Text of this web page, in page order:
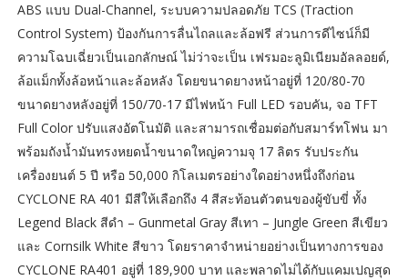
ABS แบบ Dual-Channel, ระบบความปลอดภัย TCS (Traction
Control System) ป้องกันการลื่นไถลและล้อฟรี ส่วนการดีไซน์ก็มี
ความโฉบเฉี่ยวเป็นเอกลักษณ์ ไม่ว่าจะเป็น เฟรมอะลูมิเนียมอัลลอยด์,
ล้อแม็กทั้งล้อหน้าและล้อหลัง โดยขนาดยางหน้าอยู่ที่ 120/80-70
ขนาดยางหลังอยู่ที่ 150/70-17 มีไฟหน้า Full LED รอบคัน, จอ TFT
Full Color ปรับแสงอัตโนมัติ และสามารถเชื่อมต่อกับสมาร์ทโฟน มา
พร้อมถังน้ำมันทรงหยดน้ำขนาดใหญ่ความจุ 17 ลิตร รับประกัน
เครื่องยนต์ 5 ปี หรือ 50,000 กิโลเมตรอย่างใดอย่างหนึ่งถึงก่อน
CYCLONE RA 401 มีสีให้เลือกถึง 4 สีสะท้อนตัวตนของผู้ขับขี่ ทั้ง
Legend Black สีดำ – Gunmetal Gray สีเทา – Jungle Green สีเขียว
และ Cornsilk White สีขาว โดยราคาจำหน่ายอย่างเป็นทางการของ
CYCLONE RA401 อยู่ที่ 189,900 บาท และพลาดไม่ได้กับแคมเปญสุด